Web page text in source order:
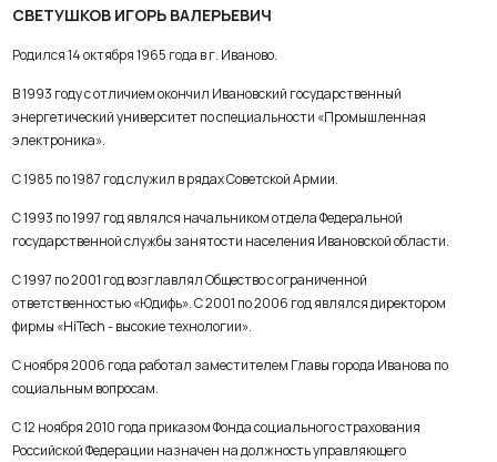
СВЕТУШКОВ ИГОРЬ ВАЛЕРЬЕВИЧ
Родился 14 октября 1965 года в г. Иваново.
В 1993 году с отличием окончил Ивановский государственный
энергетический университет по специальности «Промышленная
электроника».
С 1985 по 1987 год служил в рядах Советской Армии.
С 1993 по 1997 год являлся начальником отдела Федеральной
государственной службы занятости населения Ивановской области.
С 1997 по 2001 год возглавлял Общество с ограниченной
ответственностью «Юдифь». С 2001 по 2006 год являлся директором
фирмы «HiTech - высокие технологии».
С ноября 2006 года работал заместителем Главы города Иванова по
социальным вопросам.
С 12 ноября 2010 года приказом Фонда социального страхования
Российской Федерации назначен на должность управляющего